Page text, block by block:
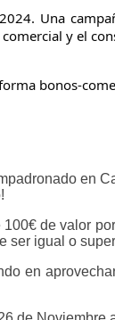
Una
y el
bonos-
en
100€ de valor
ser igual o
en